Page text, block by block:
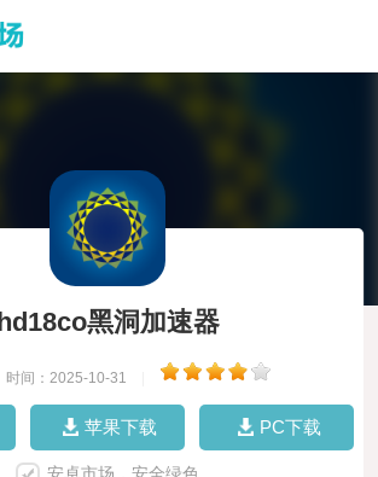
hd18co黑洞加速器
时间：2025-10-31
苹果下载 PC下载
安卓市场，安全绿色